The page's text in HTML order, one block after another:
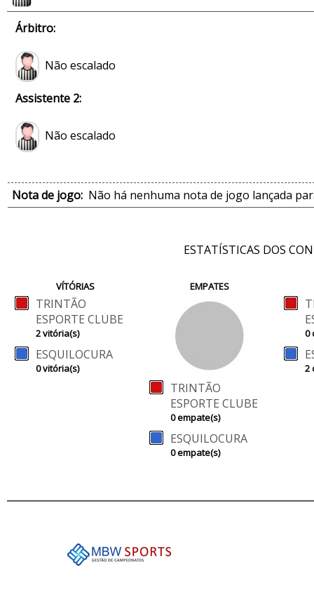
Árbitro:
Não escalado
Assistente 2:
Não escalado
Nota de jogo: Não há nenhuma nota de jogo lançada
ESTATÍSTICAS DOS
VÍTÓRIAS
TRINTÃO
ESPORTE CLUBE
2 vitória(s)
ESQUILOCURA
0 vitória(s)
EMPATES
TRINTÃO
ESPORTE CLUBE
0 empate(s)
ESQUILOCURA
0 empate(s)
0
2